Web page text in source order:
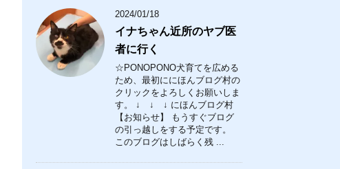
2024/01/18
イナちゃん近所のヤブ医
者に行く
☆PONOPONO犬育てを広める
ため、最初ににほんブログ村の
クリックをよろしくお願いしま
す。 ↓ ↓ ↓ にほんブログ村
【お知らせ】 もうすぐブログ
の引っ越しをする予定です。
このブログはしばらく残 ...